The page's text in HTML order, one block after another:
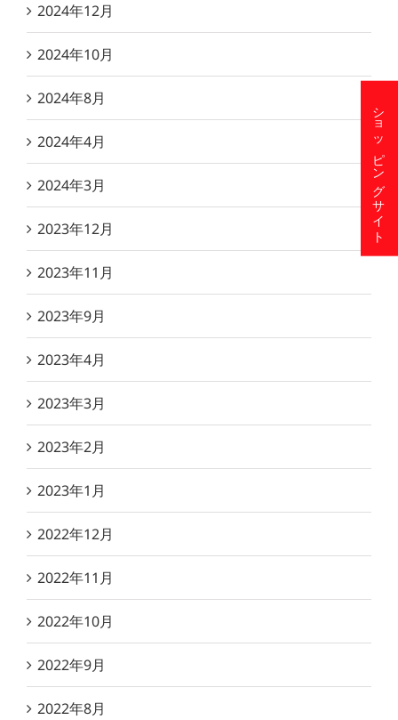
2024年12月
2024年10月
2024年8月
2024年4月
2024年3月
2023年12月
2023年11月
2023年9月
2023年4月
2023年3月
2023年2月
2023年1月
2022年12月
2022年11月
2022年10月
2022年9月
2022年8月
ショッピングサイト